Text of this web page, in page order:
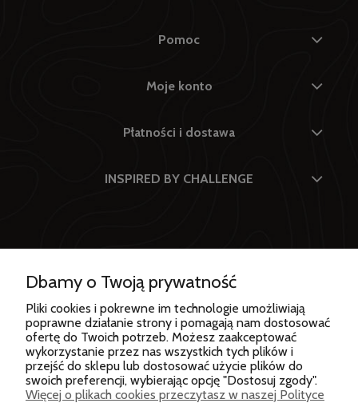
Pomoc
Moje konto
Płatności i dostawa
INSPIRED BY CHALLENGE
Od wielu lat BERGSON to jedna z wiodących, wysokiej
klasy marek odzież i sprzętu outdoor. Produkty marki
BERGSON kierowane są do osób lubiących wyzwania,
ceniących sobie komfort oraz stawiających na wysoką
jakość. Ubrania i sprzęt BERGSON cieszą się ogromnym
zainteresowaniem wśród dynamicznych i aktywnie
Dbamy o Twoją prywatność
Pliki cookies i pokrewne im technologie umożliwiają
poprawne działanie strony i pomagają nam dostosować
ofertę do Twoich potrzeb. Możesz zaakceptować
wykorzystanie przez nas wszystkich tych plików i
przejść do sklepu lub dostosować użycie plików do
swoich preferencji, wybierając opcję "Dostosuj zgody".
Więcej o plikach cookies przeczytasz w naszej Polityce